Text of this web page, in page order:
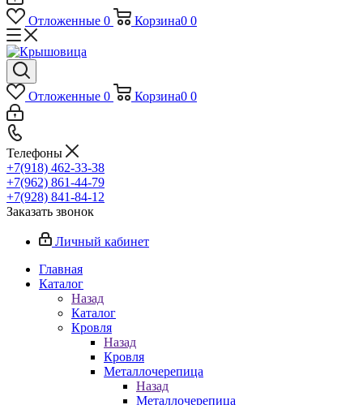
Отложенные 0 Корзина0 0
Отложенные 0 Корзина0 0
Телефоны
+7(918) 462-33-38
+7(962) 861-44-79
+7(928) 841-84-12
Заказать звонок
Личный кабинет
Главная
Каталог
Назад
Каталог
Кровля
Назад
Кровля
Металлочерепица
Назад
Металлочерепица